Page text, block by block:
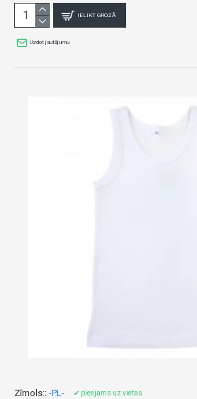
IELIKT GROZĀ
Uzdot jautājumu
Zīmols:: -PL- ✔ pieejams uz vietas